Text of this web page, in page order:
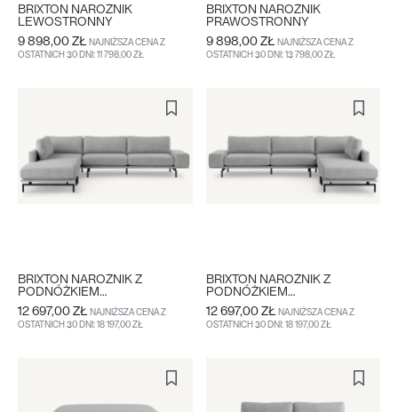
BRIXTON NAROŻNIK
LEWOSTRONNY
9 898,00 ZŁ NAJNIŻSZA CENA Z
OSTATNICH 30 DNI: 11 798,00 ZŁ
BRIXTON NAROŻNIK
PRAWOSTRONNY
9 898,00 ZŁ NAJNIŻSZA CENA Z
OSTATNICH 30 DNI: 13 798,00 ZŁ
BRIXTON NAROŻNIK Z
PODNÓŻKIEM
LEWOSTRONNY
12 697,00 ZŁ NAJNIŻSZA CENA Z
OSTATNICH 30 DNI: 18 197,00 ZŁ
BRIXTON NAROŻNIK Z
PODNÓŻKIEM
PRAWOSTRONNY
12 697,00 ZŁ NAJNIŻSZA CENA Z
OSTATNICH 30 DNI: 18 197,00 ZŁ